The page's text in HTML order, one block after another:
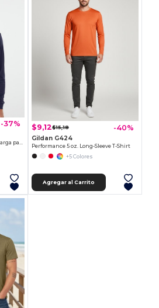
-37% $9,12$15,18 -40%
Gildan G424
Performance 5 oz. Long-Sleeve T-Shirt
+5 Colores
Agregar al Carrito